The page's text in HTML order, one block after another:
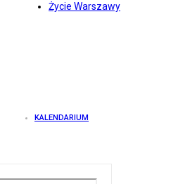
Życie Warszawy
KALENDARIUM